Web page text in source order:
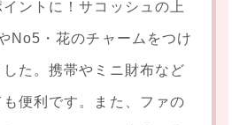
ントに！サコッシュの上
No5・花のチャームをつけ
た。携帯やミニ財布など
便利です。また、ファの